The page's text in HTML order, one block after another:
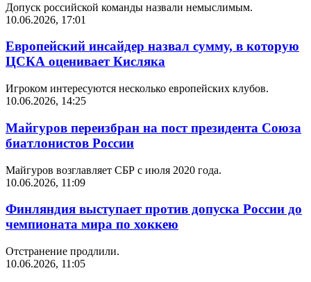
Допуск российской команды назвали немыслимым.
10.06.2026, 17:01
Европейский инсайдер назвал сумму, в которую
ЦСКА оценивает Кисляка
Игроком интересуются несколько европейских клубов.
10.06.2026, 14:25
Майгуров переизбран на пост президента Союза
биатлонистов России
Майгуров возглавляет СБР с июля 2020 года.
10.06.2026, 11:09
Финляндия выступает против допуска России до
чемпионата мира по хоккею
Отстранение продлили.
10.06.2026, 11:05